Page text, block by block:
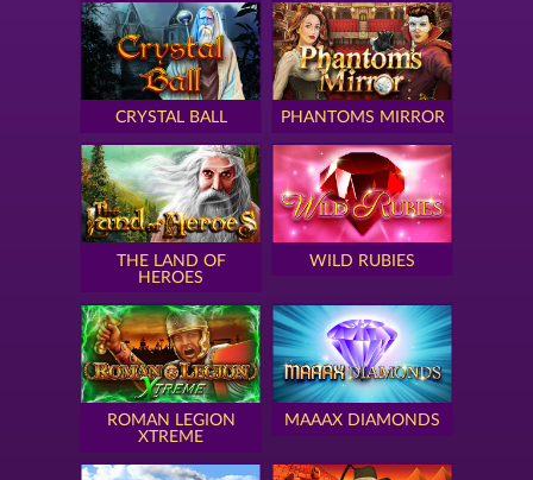
CRYSTAL BALL PHANTOMS MIRROR
THE LAND OF
HEROES
WILD RUBIES
ROMAN LEGION
XTREME
MAAAX DIAMONDS